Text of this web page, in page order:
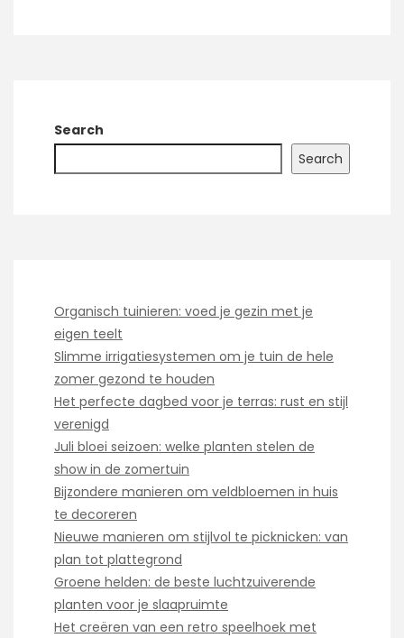
Search
Search
Organisch tuinieren: voed je gezin met je
eigen teelt
Slimme irrigatiesystemen om je tuin de hele
zomer gezond te houden
Het perfecte dagbed voor je terras: rust en stijl
verenigd
Juli bloei seizoen: welke planten stelen de
show in de zomertuin
Bijzondere manieren om veldbloemen in huis
te decoreren
Nieuwe manieren om stijlvol te picknicken: van
plan tot plattegrond
Groene helden: de beste luchtzuiverende
planten voor je slaapruimte
Het creëren van een retro speelhoek met